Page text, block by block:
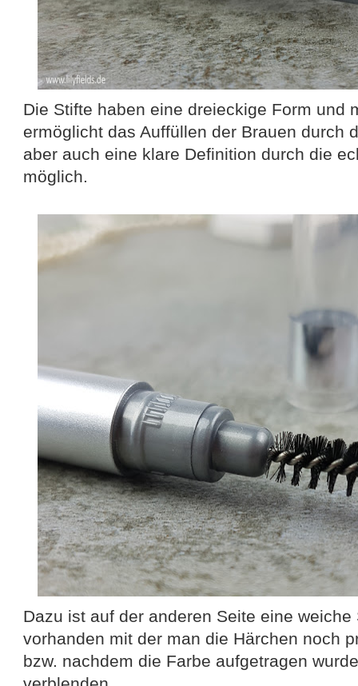
Die Stifte haben eine dreieckige Form und
ermöglicht das Auffüllen der Brauen durch
aber auch eine klare Definition durch die
möglich.
Dazu ist auf der anderen Seite eine weiche
vorhanden mit der man die Härchen noch
bzw. nachdem die Farbe aufgetragen